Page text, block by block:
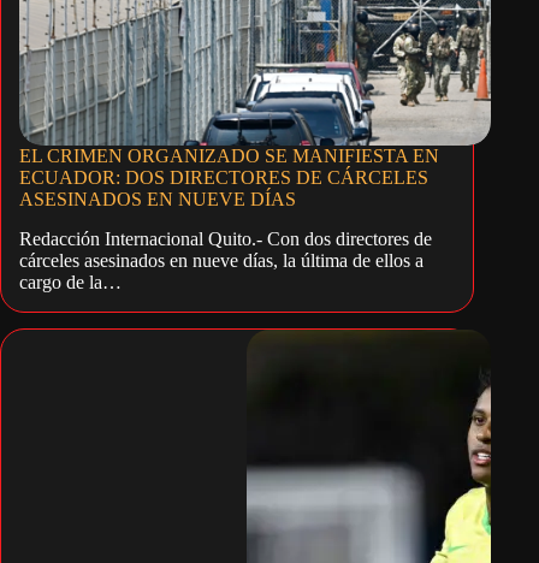
EL CRIMEN ORGANIZADO SE MANIFIESTA EN
ECUADOR: DOS DIRECTORES DE CÁRCELES
ASESINADOS EN NUEVE DÍAS
Redacción Internacional Quito.- Con dos directores de
cárceles asesinados en nueve días, la última de ellos a
cargo de la…